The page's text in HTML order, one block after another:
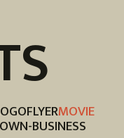
FLYERMOVIE
OWN-BUSINESS